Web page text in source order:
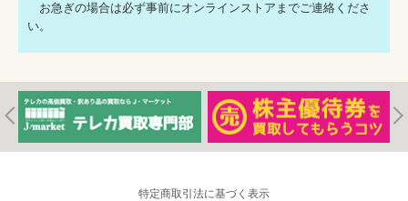
お急ぎの場合は必ず事前にオンラインストアまでご連絡くださ
い。
特定商取引法に基づく表示